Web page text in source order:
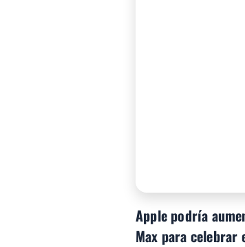
Apple podría
Max para celebrar